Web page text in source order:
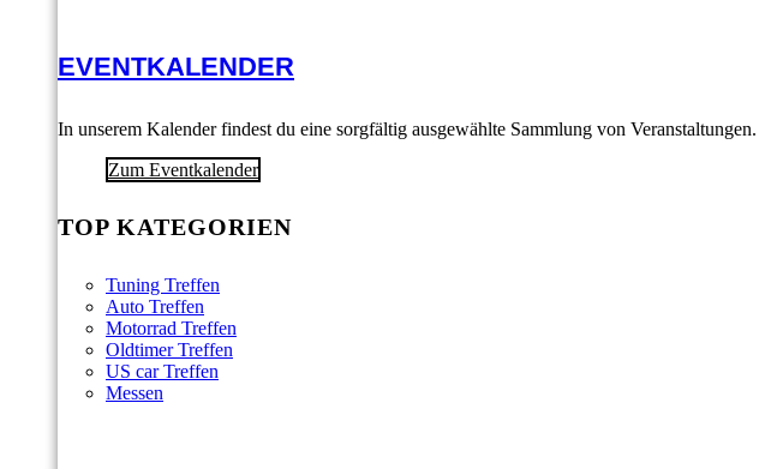
EVENTKALENDER
In unserem Kalender findest du eine sorgfältig ausgewählte Sammlung von Veranstaltungen.
Zum Eventkalender
TOP KATEGORIEN
Tuning Treffen
Auto Treffen
Motorrad Treffen
Oldtimer Treffen
US car Treffen
Messen